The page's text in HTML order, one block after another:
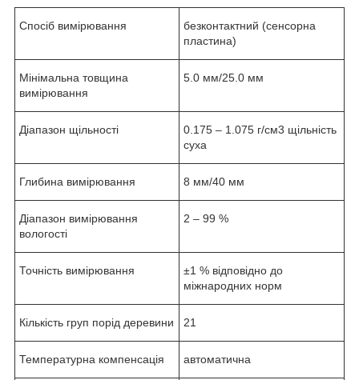
Спосіб вимірювання
безконтактний (сенсорна
пластина)
Мінімальна товщина
вимірювання
5.0 мм/25.0 мм
Діапазон щільності
0.175 – 1.075 г/см3 щільність
суха
Глибина вимірювання 8 мм/40 мм
Діапазон вимірювання
вологості
2 – 99 %
Точність вимірювання
±1 % відповідно до
міжнародних норм
Кількість груп порід деревини 21
Температурна компенсація автоматична